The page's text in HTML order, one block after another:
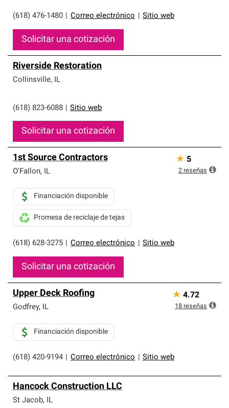
(618) 476-1480 Correo electrónico Sitio web
Solicitar una cotización
Riverside Restoration
Collinsville, IL
(618) 823-6088 Sitio web
Solicitar una cotización
1st Source Contractors
O'Fallon, IL
(618) 628-3275 Correo electrónico Sitio web
Financiación disponible
Promesa de reciclaje de tejas
Solicitar una cotización
★ 5
2 reseñas
Upper Deck Roofing
Godfrey, IL
(618) 420-9194 Correo electrónico Sitio web
Financiación disponible
★ 4.72
18 reseñas
Hancock Construction LLC
St Jacob, IL